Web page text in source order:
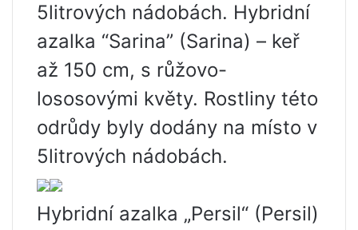
5litrových nádobách. Hybridní
azalka “Sarina” (Sarina) – keř
až 150 cm, s růžovo-
lososovými květy. Rostliny této
odrůdy byly dodány na místo v
5litrových nádobách.
Hybridní azalka „Persil“ (Persil)